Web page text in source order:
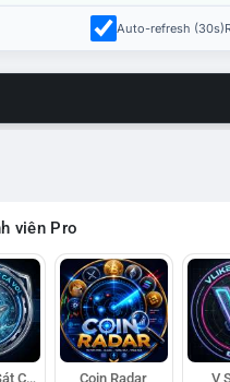
Auto-refresh (30s)
viên Pro
Đội Trinh Sát Cá Voi Coin Radar V